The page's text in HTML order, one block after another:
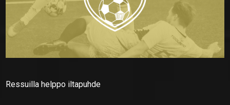
Ressuilla helppo iltapuhde